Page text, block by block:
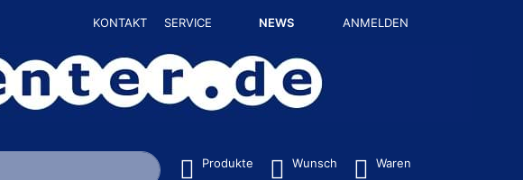
KONTAKT SERVICE NEWS ANMELDEN
automatisch erste Ergebnisse. Drücken Sie die Eingabetaste, um alle
Produkte
Wunsch
Waren